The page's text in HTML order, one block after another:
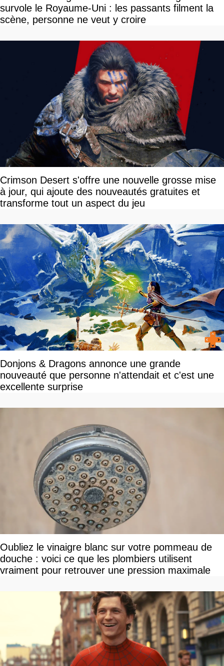
survole le Royaume-Uni : les passants filment la
scène, personne ne veut y croire
Crimson Desert s'offre une nouvelle grosse mise
à jour, qui ajoute des nouveautés gratuites et
transforme tout un aspect du jeu
Donjons & Dragons annonce une grande
nouveauté que personne n'attendait et c'est une
excellente surprise
Oubliez le vinaigre blanc sur votre pommeau de
douche : voici ce que les plombiers utilisent
vraiment pour retrouver une pression maximale